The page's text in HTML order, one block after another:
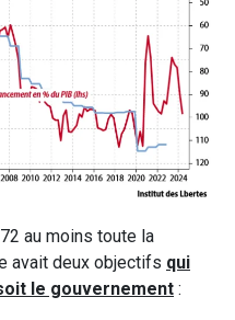
au moins toute la
avait deux objectifs qui
le gouvernement :